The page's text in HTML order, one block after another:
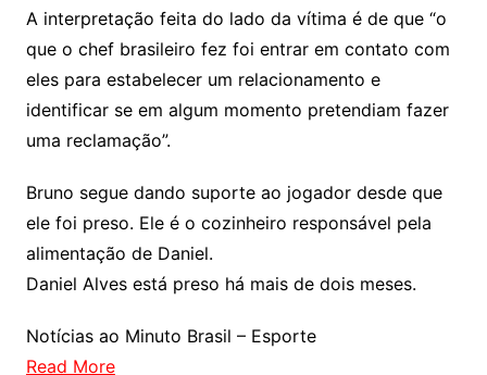
A interpretação feita do lado da vítima é de que “o
que o chef brasileiro fez foi entrar em contato com
eles para estabelecer um relacionamento e
identificar se em algum momento pretendiam fazer
uma reclamação”.
Bruno segue dando suporte ao jogador desde que
ele foi preso. Ele é o cozinheiro responsável pela
alimentação de Daniel.
Daniel Alves está preso há mais de dois meses.
Notícias ao Minuto Brasil – Esporte
Read More